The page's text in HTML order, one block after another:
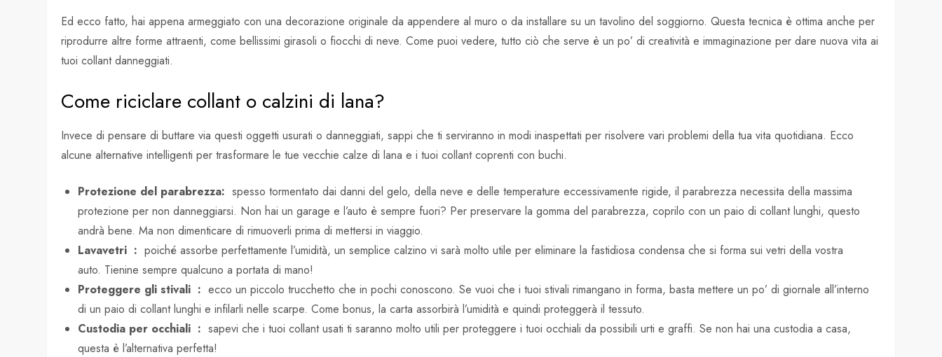
Ed ecco fatto, hai appena armeggiato con una decorazione originale da appendere al muro o da installare su un tavolino del soggiorno. Questa tecnica è ottima anche per
riprodurre altre forme attraenti, come bellissimi girasoli o fiocchi di neve. Come puoi vedere, tutto ciò che serve è un po’ di creatività e immaginazione per dare nuova vita ai
tuoi collant danneggiati.
Come riciclare collant o calzini di lana?
Invece di pensare di buttare via questi oggetti usurati o danneggiati, sappi che ti serviranno in modi inaspettati per risolvere vari problemi della tua vita quotidiana. Ecco
alcune alternative intelligenti per trasformare le tue vecchie calze di lana e i tuoi collant coprenti con buchi.
Protezione del parabrezza: spesso tormentato dai danni del gelo, della neve e delle temperature eccessivamente rigide, il parabrezza necessita della massima
protezione per non danneggiarsi. Non hai un garage e l’auto è sempre fuori? Per preservare la gomma del parabrezza, coprilo con un paio di collant lunghi, questo
andrà bene. Ma non dimenticare di rimuoverli prima di mettersi in viaggio.
Lavavetri : poiché assorbe perfettamente l’umidità, un semplice calzino vi sarà molto utile per eliminare la fastidiosa condensa che si forma sui vetri della vostra
auto. Tienine sempre qualcuno a portata di mano!
Proteggere gli stivali : ecco un piccolo trucchetto che in pochi conoscono. Se vuoi che i tuoi stivali rimangano in forma, basta mettere un po’ di giornale all’interno
di un paio di collant lunghi e infilarli nelle scarpe. Come bonus, la carta assorbirà l’umidità e quindi proteggerà il tessuto.
Custodia per occhiali : sapevi che i tuoi collant usati ti saranno molto utili per proteggere i tuoi occhiali da possibili urti e graffi. Se non hai una custodia a casa,
questa è l’alternativa perfetta!